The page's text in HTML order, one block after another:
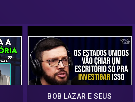
BOB LAZAR E SEUS